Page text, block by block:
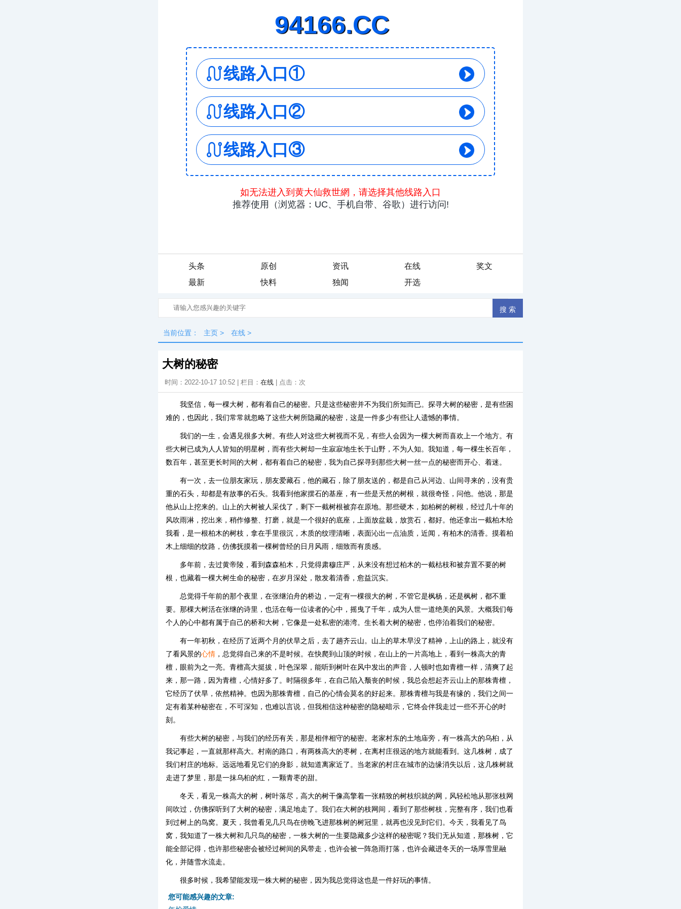
头条 原创 资讯 在线
奖文
最新
快料 独闻 开选
当前位置： 主页 > 在线 >
大树的秘密
时间：2022-10-17 10:52 | 栏目： 在线 | 点击： 次
我坚信，每一棵大树，都有着自己的秘密。只是这些秘密并不为我们所知而已。探寻大树的秘密，是有些困
难的，也因此，我们常常就忽略了这些大树所隐藏的秘密，这是一件多少有些让人遗憾的事情。
我们的一生，会遇见很多大树。有些人对这些大树视而不见，有些人会因为一棵大树而喜欢上一个地方。有
些大树已成为人人皆知的明星树，而有些大树却一生寂寂地生长于山野，不为人知。我知道，每一棵生长百年，
数百年，甚至更长时间的大树，都有着自己的秘密，我为自己探寻到那些大树一丝一点的秘密而开心、着迷。
有一次，去一位朋友家玩，朋友爱藏石，他的藏石，除了朋友送的，都是自己从河边、山间寻来的，没有贵
重的石头，却都是有故事的石头。我看到他家摆石的基座，有一些是天然的树根，就很奇怪，问他。他说，那是
他从山上挖来的。山上的大树被人采伐了，剩下一截树根被弃在原地。那些硬木，如柏树的树根，经过几十年的
风吹雨淋，挖出来，稍作修整、打磨，就是一个很好的底座，上面放盆栽，放赏石，都好。他还拿出一截柏木给
我看，是一根柏木的树枝，拿在手里很沉，木质的纹理清晰，表面沁出一点油质，近闻，有柏木的清香。摸着柏
木上细细的纹路，仿佛抚摸着一棵树曾经的日月风雨，细致而有质感。
多年前，去过黄帝陵，看到森森柏木，只觉得肃穆庄严，从来没有想过柏木的一截枯枝和被弃置不要的树
根，也藏着一棵大树生命的秘密，在岁月深处，散发着清香，愈益沉实。
总觉得千年前的那个夜里，在张继泊舟的桥边，一定有一棵很大的树，不管它是枫杨，还是枫树，都不重
要。那棵大树活在张继的诗里，也活在每一位读者的心中，摇曳了千年，成为人世一道绝美的风景。大概我们每
个人的心中都有属于自己的桥和大树，它像是一处私密的港湾。生长着大树的秘密，也停泊着我们的秘密。
有一年初秋，在经历了近两个月的伏旱之后，去了趟齐云山。山上的草木早没了精神，上山的路上，就没有
了看风景的心情 ，总觉得自己来的不是时候。在快爬到山顶的时候，在山上的一片高地上，看到一株高大的青
檀，眼前为之一亮。青檀高大挺拔，叶色深翠，能听到树叶在风中发出的声音，人顿时也如青檀一样，清爽了起
来，那一路，因为青檀，心情好多了。时隔很多年，在自己陷入颓丧的时候，我总会想起齐云山上的那株青檀，
它经历了伏旱，依然精神。也因为那株青檀，自己的心情会莫名的好起来。那株青檀与我是有缘的，我们之间一
定有着某种秘密在，不可深知，也难以言说，但我相信这种秘密的隐秘暗示，它终会伴我走过一些不开心的时
刻。
有些大树的秘密，与我们的经历有关，那是相伴相守的秘密。老家村东的土地庙旁，有一株高大的乌桕，从
我记事起，一直就那样高大。村南的路口，有两株高大的枣树，在离村庄很远的地方就能看到。这几株树，成了
我们村庄的地标。远远地看见它们的身影，就知道离家近了。当老家的村庄在城市的边缘消失以后，这几株树就
走进了梦里，那是一抹乌桕的红，一颗青枣的甜。
冬天，看见一株高大的树，树叶落尽，高大的树干像高擎着一张精致的树枝织就的网，风轻松地从那张枝网
间吹过，仿佛探听到了大树的秘密，满足地走了。我们在大树的枝网间，看到了那些树枝，完整有序，我们也看
到过树上的鸟窝。夏天，我曾看见几只鸟在傍晚飞进那株树的树冠里，就再也没见到它们。今天，我看见了鸟
窝，我知道了一株大树和几只鸟的秘密，一株大树的一生要隐藏多少这样的秘密呢？我们无从知道，那株树，它
能全部记得，也许那些秘密会被经过树间的风带走，也许会被一阵急雨打落，也许会藏进冬天的一场厚雪里融
化，并随雪水流走。
很多时候，我希望能发现一株大树的秘密，因为我总觉得这也是一件好玩的事情。
您可能感兴趣的文章: